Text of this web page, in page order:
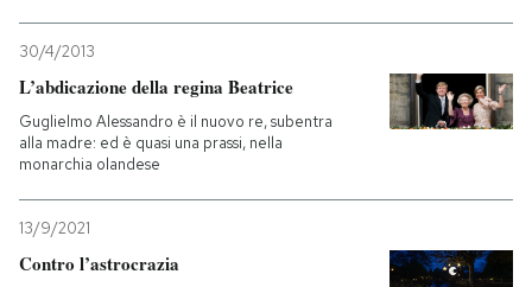
30/4/2013
L’abdicazione della regina Beatrice
Guglielmo Alessandro è il nuovo re, subentra
alla madre: ed è quasi una prassi, nella
monarchia olandese
13/9/2021
Contro l’astrocrazia